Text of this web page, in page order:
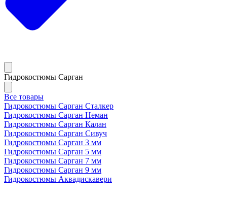
Гидрокостюмы Сарган
Все товары
Гидрокостюмы Сарган Сталкер
Гидрокостюмы Сарган Неман
Гидрокостюмы Сарган Калан
Гидрокостюмы Сарган Сивуч
Гидрокостюмы Сарган 3 мм
Гидрокостюмы Сарган 5 мм
Гидрокостюмы Сарган 7 мм
Гидрокостюмы Сарган 9 мм
Гидрокостюмы Аквадискавери